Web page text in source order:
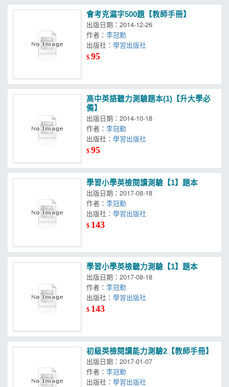
會考克漏字500題【教師手冊】
出版日期：2014-12-26
作者：李冠勳
出版社：
$95
高中英語聽力測驗題本(1)【升大學必
備】
出版日期：2014-10-18
作者：李冠勳
出版社：
$95
學習小學英檢閱讀測驗【1】題本
出版日期：2017-08-18
作者：李冠勳
出版社：
$ 143
學習小學英檢聽力測驗【1】題本
出版日期：2017-08-18
作者：李冠勳
出版社：
$ 143
初級英檢閱讀能力測驗2【教師手冊】
出版日期：2017-01-07
作者：李冠勳
出版社：